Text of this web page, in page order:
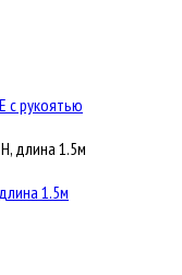
с рукоятью
1.5м